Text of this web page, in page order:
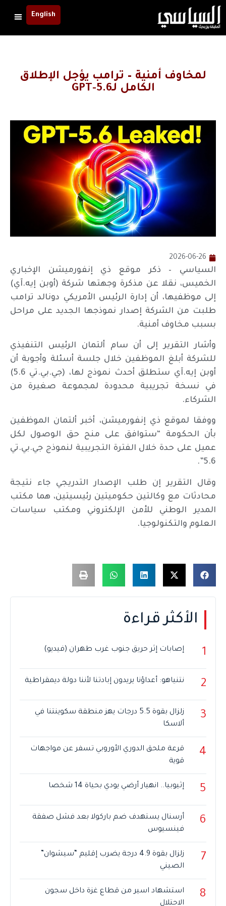
English
لمخاوف أمنية – ترامب يؤجل الإطلاق
الكامل لـGPT-5.6
2026-06-26
السياسي – ذكر موقع ذي إنفورميشن الإخباري
الخميس، نقلا عن مذكرة وجهتها شركة (أوبن إيه.آي)
إلى موظفيها، أن إدارة الرئيس الأمريكي دونالد ترامب
طلبت من الشركة إصدار نموذجها الجديد على مراحل
بسبب مخاوف أمنية.
وأشار التقرير إلى أن سام ألتمان الرئيس التنفيذي
للشركة أبلغ الموظفين خلال جلسة أسئلة وأجوبة أن
أوبن إيه.آي ستطلق أحدث نموذج لها، (جي.بي.تي 5.6)
في نسخة تجريبية محدودة لمجموعة صغيرة من
الشركاء.
ووفقا لموقع ذي إنفورميشن، أخبر ألتمان الموظفين
بأن الحكومة “ستوافق على منح حق الوصول لكل
عميل على حدة خلال الفترة التجريبية لنموذج جي.بي.تي
5.6”.
وقال التقرير إن طلب الإصدار التدريجي جاء نتيجة
محادثات مع وكالتين حكوميتين رئيسيتين، هما مكتب
المدير الوطني للأمن الإلكتروني ومكتب سياسات
العلوم والتكنولوجيا.
الأكثر قراءة
1 إصابات إثر حريق جنوب غرب طهران (فيديو)
2 نتنياهو: أعداؤنا يريدون إبادتنا لأننا دولة ديمقراطية
3
زلزال بقوة 5.5 درجات يهز منطقة سكوينتنا في
ألاسكا
4
قرعة ملحق الدوري الأوروبي تسفر عن مواجهات
قوية
5 إثيوبيا.. انهيار أرضي يودي بحياة 14 شخصا
6
أرسنال يستهدف ضم باركولا بعد فشل صفقة
فينسيوس
7
زلزال بقوة 4.9 درجة يضرب إقليم “سيشوان”
الصيني
8
استشهاد اسير من قطاع غزة داخل سجون
الاحتلال